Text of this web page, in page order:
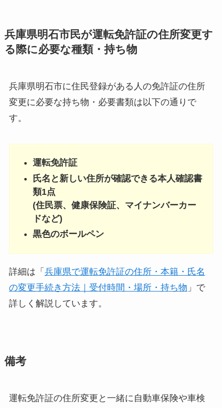
兵庫県明石市民が運転免許証の住所変更す
る際に必要な種類・持ち物
兵庫県明石市に住民登録がある人の免許証の住所
変更に必要な持ち物・必要書類は以下の通りで
す。
運転免許証
氏名と新しい住所が確認できる本人確認書
類1点
(住民票、健康保険証、マイナンバーカー
ドなど)
黒色のボールペン
詳細は「 兵庫県で運転免許証の住所・本籍・氏名
の変更手続き方法｜受付時間・場所・持ち物 」で
詳しく解説しています。
備考
運転免許証の住所変更と一緒に自動車保険や車検